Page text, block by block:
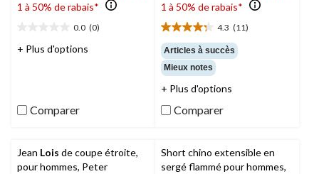
1 à 50% de rabais*
0.0 (0)
étoile(s)
+ Plus d'options
Comparer
1 à 50% de rabais*
4.3 (11)
4.3
étoile(s)
sur
5.
11
Articles à succès
Mieux notes
+ Plus d'options
Comparer
Jean Lois de coupe étroite,
pour hommes, Peter
Short chino extensible en
sergé flammé pour hommes,